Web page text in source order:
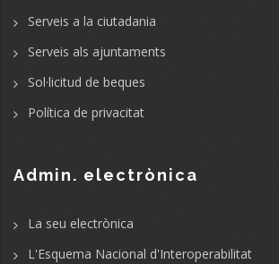
Serveis a la ciutadania
Serveis als ajuntaments
Sol·licitud de beques
Política de privacitat
Admin. electrònica
La seu electrònica
L'Esquema Nacional d'Interoperabilitat